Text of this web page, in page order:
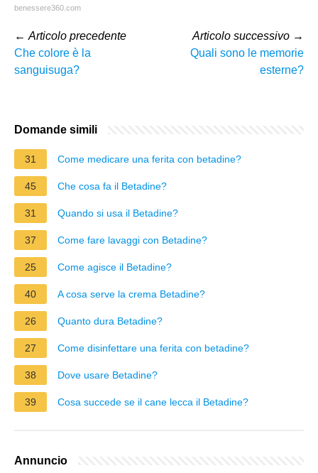
benessere360.com
← Articolo precedente
Che colore è la
sanguisuga?
Articolo successivo →
Quali sono le memorie
esterne?
Domande simili
31 Come medicare una ferita con betadine?
45 Che cosa fa il Betadine?
31 Quando si usa il Betadine?
37 Come fare lavaggi con Betadine?
25 Come agisce il Betadine?
40 A cosa serve la crema Betadine?
26 Quanto dura Betadine?
27 Come disinfettare una ferita con betadine?
38 Dove usare Betadine?
39 Cosa succede se il cane lecca il Betadine?
Annuncio